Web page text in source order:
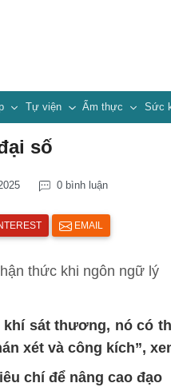
Tự viện Ẩm thực Sức
số
0 bình luận
EMAIL
thức khi ngôn ngữ lý
khí sát thương, nó có
xét và công kích”,
chí để nâng cao đạo